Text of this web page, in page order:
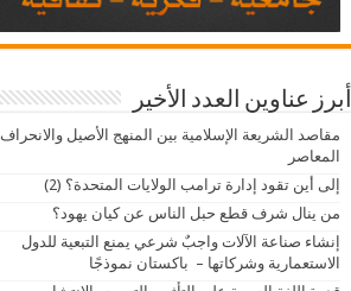
أبرز عناوين العدد الأخير
مقاصد الشريعة الإسلامية بين المنهج الأصيل والانحراف
المعاصر
إلى أين تقود إدارة ترامب الولايات المتحدة؟ (2)
من ينال شرف قطع حبل الناس عن كيان يهود؟
إنشاء صناعة الآلات واجبٌ شرعي يمنع التبعية للدول
الاستعمارية وشركاتها – باكستان نموذجًا